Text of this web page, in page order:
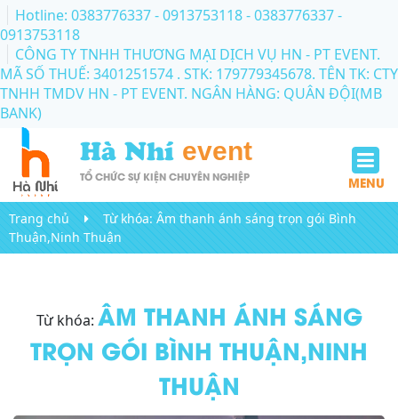
Hotline: 0383776337 - 0913753118- 0383776337 -
0913753118
CÔNG TY TNHH THƯƠNG MẠI DỊCH VỤ HN - PT EVENT.
MÃ SỐ THUẾ: 3401251574 . STK: 179779345678. TÊN TK: CTY
TNHH TMDV HN - PT EVENT. NGÂN HÀNG: QUÂN ĐỘI(MB
BANK)
Hà Nhí event
TỔ CHỨC SỰ KIỆN CHUYÊN NGHIỆP MENU
Trang chủ Từ khóa: Âm thanh ánh sáng trọn gói Bình
Thuận,Ninh Thuận
Từ khóa: ÂM THANH ÁNH SÁNG
TRỌN GÓI BÌNH THUẬN,NINH
THUẬN